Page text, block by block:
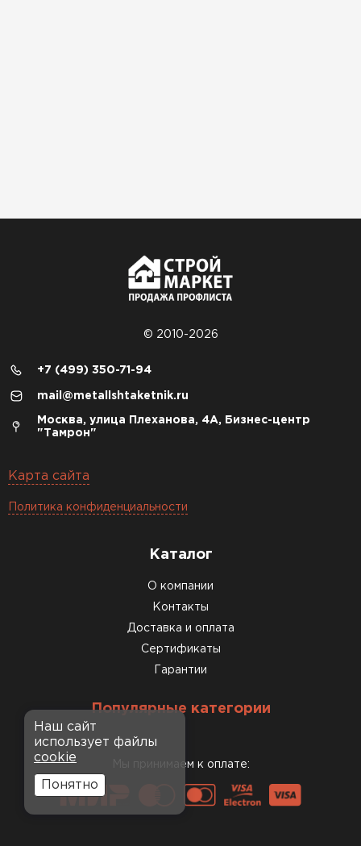
© 2010-2026
+7 (499) 350-71-94
mail@metallshtaketnik.ru
Москва, улица Плеханова, 4А, Бизнес-центр
"Тамрон"
Карта сайта
Политика конфиденциальности
Каталог
О компании
Контакты
Доставка и оплата
Сертификаты
Гарантии
Популярные категории
Мы принимаем к оплате:
Наш сайт
использует файлы
cookie
Понятно